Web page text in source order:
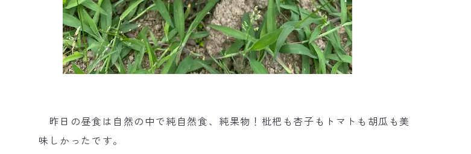
昨日の昼食は自然の中で純自然食、純果物！枇杷も杏子もトマトも胡瓜も美
味しかったです。